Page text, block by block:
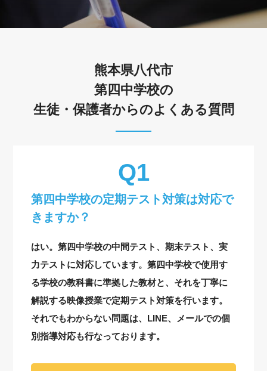
熊本県八代市
第四中学校の
生徒・保護者からのよくある質問
第四中学校の定期テスト対策は対応で
きますか？
はい。第四中学校の中間テスト、期末テスト、実
力テストに対応しています。第四中学校で使用す
る学校の教科書に準拠した教材と、それを丁寧に
解説する映像授業で定期テスト対策を行います。
それでもわからない問題は、LINE、メールでの個
別指導対応も行なっております。